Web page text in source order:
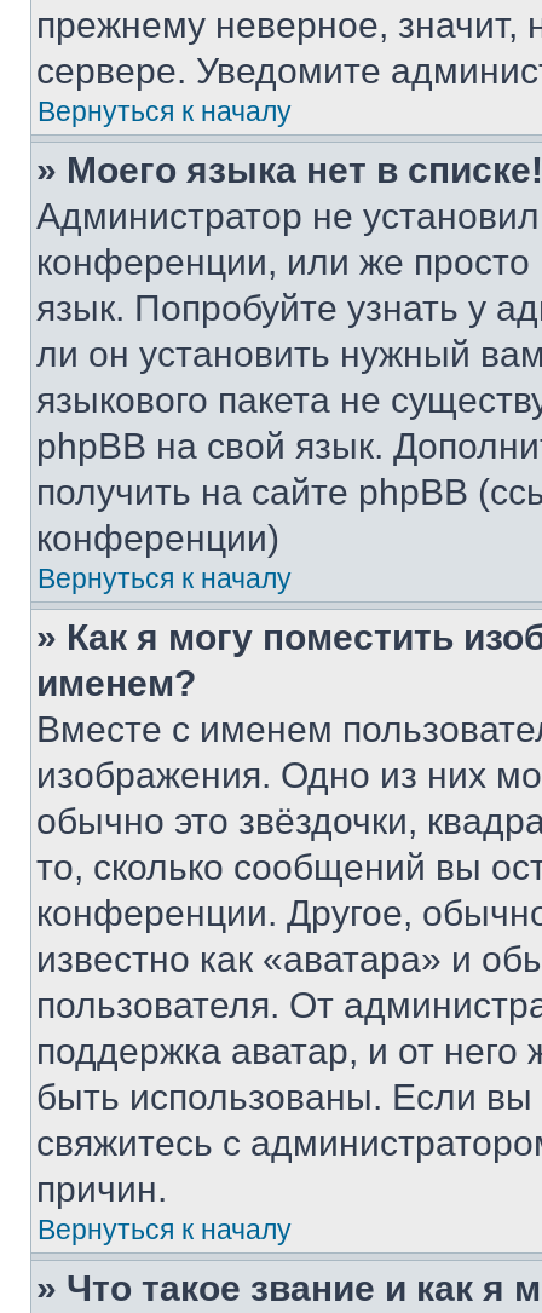
прежнему неверное, значит,
сервере. Уведомите
Вернуться к началу
» Моего языка нет в списке!
Администратор не
конференции, или же
язык. Попробуйте узнать у
ли он установить нужный
языкового пакета не
phpBB на свой язык.
получить на сайте phpBB
конференции)
Вернуться к началу
» Как я могу поместить
именем?
Вместе с именем
изображения. Одно из них
обычно это звёздочки,
то, сколько сообщений вы
конференции. Другое,
известно как «аватара» и
пользователя. От
поддержка аватар, и от него
быть использованы. Если
свяжитесь с
причин.
Вернуться к началу
» Что такое звание и как я